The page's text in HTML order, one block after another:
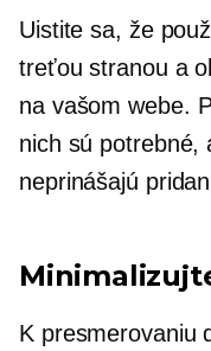
Uistite sa, že
treťou stranou a
na vašom webe.
nich sú potrebné,
neprinášajú
K presmerovaniu